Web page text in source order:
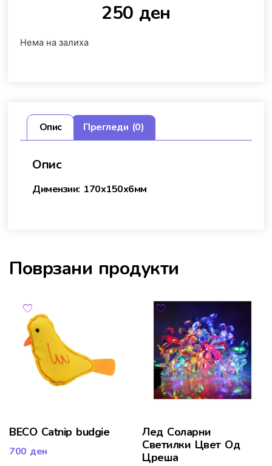
250 ден
Нема на залиха
Опис Прегледи (0)
Опис
Димензии: 170х150х6мм
Поврзани продукти
BECO Catnip budgie
700 ден
Лед Соларни
Светилки Цвет Од
Цреша